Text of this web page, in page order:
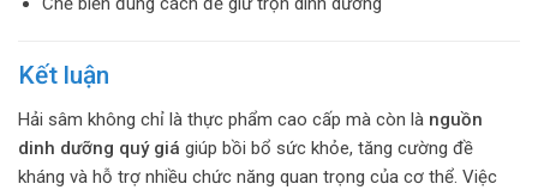
Kết luận
Hải sâm không chỉ là thực phẩm cao cấp mà còn là nguồn
dinh dưỡng quý giá giúp bồi bổ sức khỏe, tăng cường đề
kháng và hỗ trợ nhiều chức năng quan trọng của cơ thể. Việc